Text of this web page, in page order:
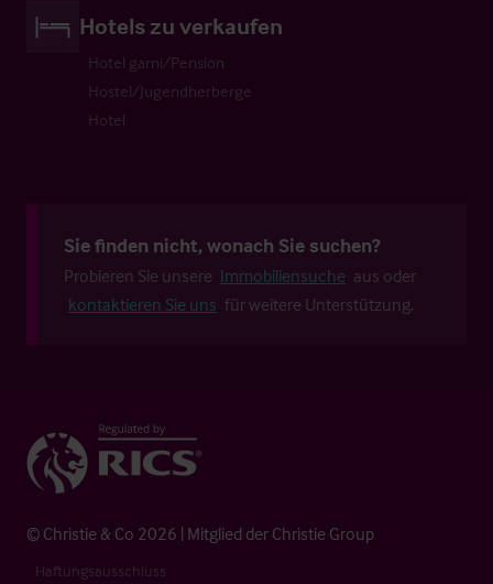
Hotels zu verkaufen
Hotel garni/Pension
Hostel/Jugendherberge
Hotel
Sie finden nicht, wonach Sie suchen?
Probieren Sie unsere Immobiliensuche aus oder
kontaktieren Sie uns für weitere Unterstützung.
© Christie & Co 2026 | Mitglied der Christie Group
Haftungsausschluss